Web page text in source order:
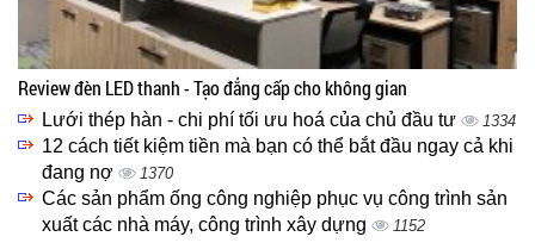
Review đèn LED thanh - Tạo đẳng cấp cho không gian
Lưới thép hàn - chi phí tối ưu hoá của chủ đầu tư 1334
12 cách tiết kiệm tiền mà bạn có thể bắt đầu ngay cả khi
đang nợ
1370
Các sản phẩm ống công nghiệp phục vụ công trình sản
xuất các nhà máy, công trình xây dựng
1152